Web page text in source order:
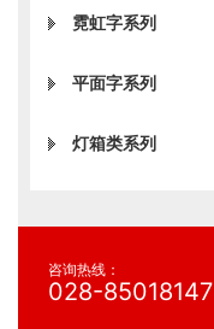
霓虹字系列
平面字系列
灯箱类系列
咨询热线：
028-85018147